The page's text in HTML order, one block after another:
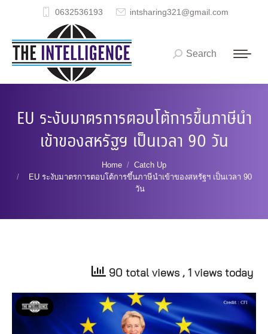
0632536193 intsharing321@gmail.com
Search:
Search
EU ระงับมาตรการตอบโต้การขึ้นภาษีนำ
เข้าของสหรัฐฯ เป็นเวลา 90 วัน
Home
Catch Up
EU ระงับมาตรการตอบโต้การขึ้นภาษีนำเข้าของสหรัฐฯ เป็นเวลา 90
วัน
90 total views , 1 views today